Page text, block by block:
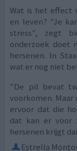
Wat is het effect
en leven? "Je
stress", zegt
onderzoek doet
hersenen. In
wat er nog niet
"De pil bevat
voorkomen.
ervoor dat die
dat kan er voor
hersenen krijgt
Estrella